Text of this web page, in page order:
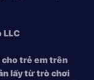
LLC
cho trẻ em trên
lấy từ trò chơi